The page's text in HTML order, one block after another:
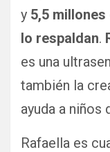
y 5,5
lo respaldan.
es una
también la
ayuda a niños
Rafaella es